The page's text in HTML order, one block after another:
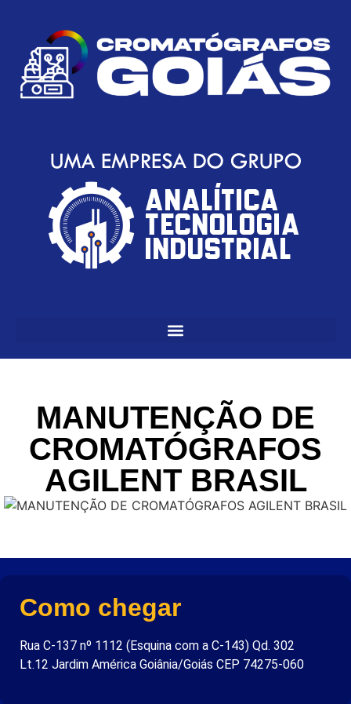
MANUTENÇÃO DE
CROMATÓGRAFOS
AGILENT BRASIL
Como chegar
Rua C-137 nº 1112 (Esquina com a C-143) Qd. 302
Lt.12 Jardim América Goiânia/Goiás CEP 74275-060